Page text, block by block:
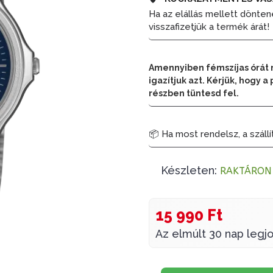
Ha az elállás mellett
visszafizetjük a termék árát!
Amennyiben fémszíjas
igazítjuk azt. Kérjük, hogy
részben tüntesd fel.
📦 Ha most rendelsz, a
Készleten: RAKTÁRON
15 990 Ft
Az elmúlt 30 nap